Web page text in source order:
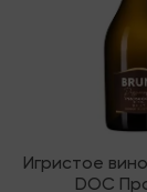
Игристое
DOC